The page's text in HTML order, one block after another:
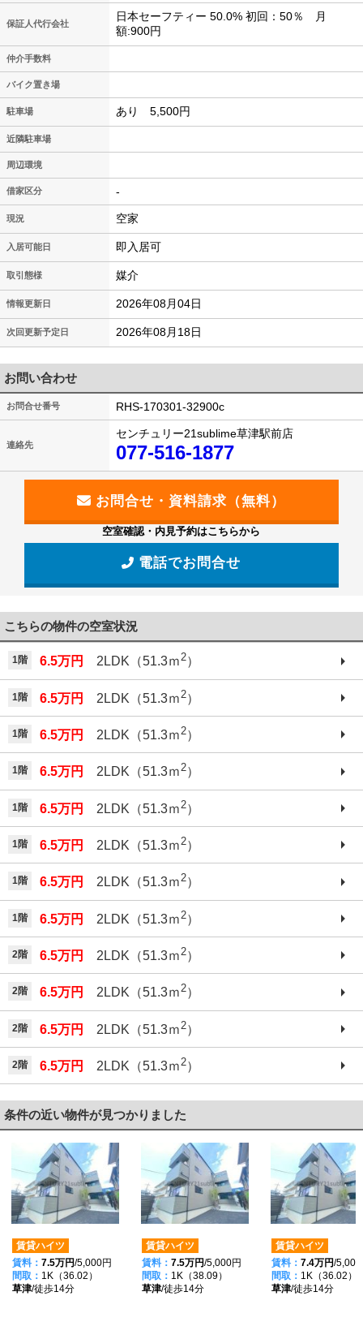
保証人代行会社
日本セーフティー 50.0% 初回：50％ 月
額:900円
仲介手数料
バイク置き場
駐車場 あり 5,500円
近隣駐車場
周辺環境
借家区分 -
現況 空家
入居可能日 即入居可
取引態様 媒介
情報更新日 2026年08月04日
次回更新予定日 2026年08月18日
お問い合わせ
お問合せ番号 RHS-170301-32900c
連絡先
センチュリー21sublime草津駅前店
077-516-1877
空室確認・内見予約はこちらから
電話でお問合せ
こちらの物件の空室状況
1階 6.5万円 2LDK（51.3ｍ2）
1階 6.5万円 2LDK（51.3ｍ 2）
1階 6.5万円 2LDK（51.3ｍ 2）
1階 6.5万円 2LDK（51.3ｍ2）
1階 6.5万円 2LDK（51.3ｍ 2）
1階 6.5万円 2LDK（51.3ｍ 2）
1階 6.5万円 2LDK（51.3ｍ2）
1階 6.5万円 2LDK（51.3ｍ 2）
2階 6.5万円 2LDK（51.3ｍ 2）
2階 6.5万円 2LDK（51.3ｍ2）
2階 6.5万円 2LDK（51.3ｍ 2）
2階 6.5万円 2LDK（51.3ｍ 2）
条件の近い物件が見つかりました
賃貸ハイツ
賃料： 7.5万円/5,000円
間取： 1K（36.02）
草津/徒歩14分
賃貸ハイツ
賃料： 7.5万円/5,000円
間取： 1K（38.09）
草津/徒歩14分
賃貸ハイツ
賃料： 7.4万円/5,000
間取： 1K（36.02）
草津/徒歩14分